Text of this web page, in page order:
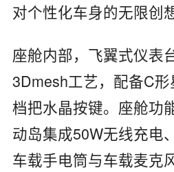
对个性化车身的无限创想
座舱内部，飞翼式仪表
3Dmesh工艺，配备C
档把水晶按键。座舱功
动岛集成50W无线充电
车载手电筒与车载麦克